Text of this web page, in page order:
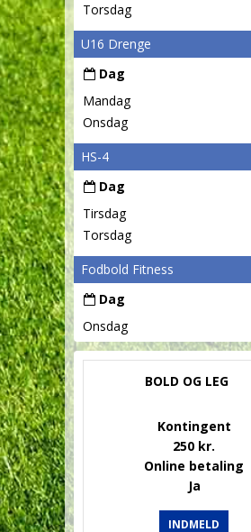
Torsdag
U16 Drenge
Dag
Mandag
Onsdag
HS-4
Dag
Tirsdag
Torsdag
Fodbold Fitness
Dag
Onsdag
BOLD OG LEG
Kontingent
250 kr.
Online betaling
Ja
INDMELD